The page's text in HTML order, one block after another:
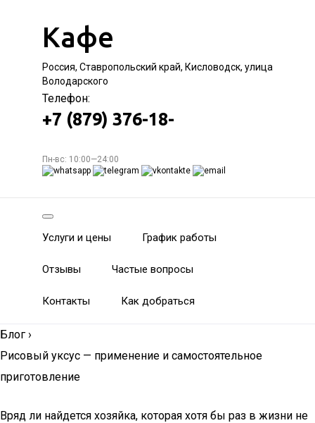
Кафе
Россия, Ставропольский край, Кисловодск, улица
Володарского
Телефон:
+7 (879) 376-18-
Пн-вс: 10:00—24:00
Услуги и цены График работы
Отзывы Частые вопросы
Контакты Как добраться
Блог ›
Рисовый уксус — применение и самостоятельное
приготовление
Вряд ли найдется хозяйка, которая хотя бы раз в жизни не